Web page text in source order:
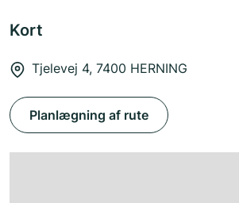
Kort
Tjelevej 4, 7400 HERNING
Planlægning af rute